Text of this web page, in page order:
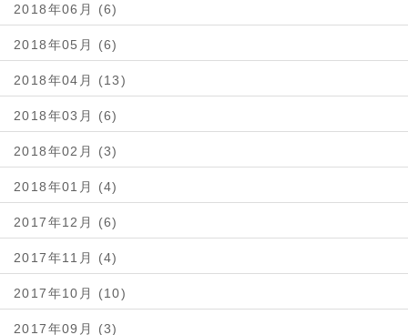
2018年06月 (6)
2018年05月 (6)
2018年04月 (13)
2018年03月 (6)
2018年02月 (3)
2018年01月 (4)
2017年12月 (6)
2017年11月 (4)
2017年10月 (10)
2017年09月 (3)